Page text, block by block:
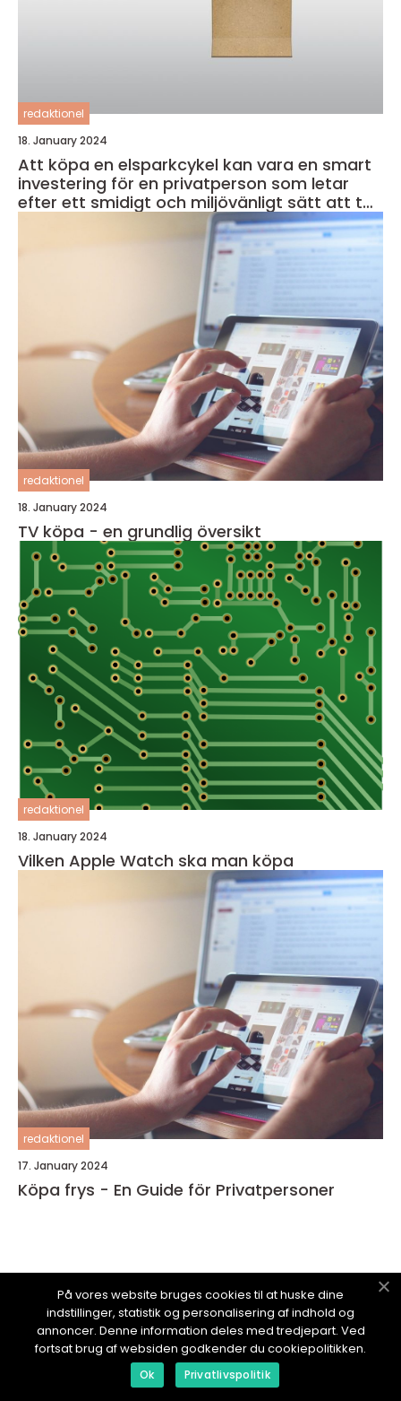
redaktionel
18. January 2024
Att köpa en elsparkcykel kan vara en smart
investering för en privatperson som letar
efter ett smidigt och miljövänligt sätt att ta
redaktionel
18. January 2024
TV köpa - en grundlig översikt
redaktionel
18. January 2024
Vilken Apple Watch ska man köpa
redaktionel
17. January 2024
Köpa frys - En Guide för Privatpersoner
HOBBYSHOPPING.se
På vores website bruges cookies til at huske dine
indstillinger, statistik og personalisering af indhold og
annoncer. Denne information deles med tredjepart. Ved
fortsat brug af websiden godkender du cookiepolitikken.
Ok Privatlivspolitik